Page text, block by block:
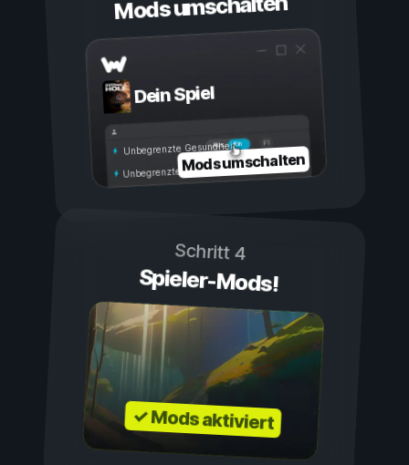
Dein Spiel
Ein
Aus
Unbegrenzte Gesundheit
Unbegrenzte AusdauerMods umschalten
Schritt 4
Spieler-Mods!
✓ Mods aktiviert